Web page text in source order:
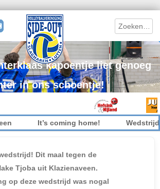
Search
kapoentje liet genoeg
in ons schoentje!
It’s coming home!
Dit maal tegen de
Tjoba uit Klazienaveen.
op deze wedstrijd was nogal